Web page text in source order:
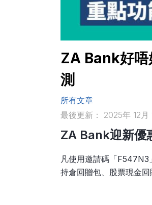
ZA Bank好唔
測
所有文章
最後更新： 2025年 12月
ZA Bank迎新優
凡使用邀請碼「
持倉回贈包、股票現金